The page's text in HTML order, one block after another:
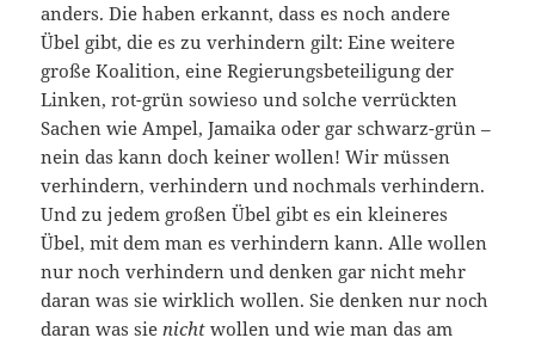
anders. Die haben erkannt, dass es noch andere
Übel gibt, die es zu verhindern gilt: Eine weitere
große Koalition, eine Regierungsbeteiligung der
Linken, rot-grün sowieso und solche verrückten
Sachen wie Ampel, Jamaika oder gar schwarz-grün –
nein das kann doch keiner wollen! Wir müssen
verhindern, verhindern und nochmals verhindern.
Und zu jedem großen Übel gibt es ein kleineres
Übel, mit dem man es verhindern kann. Alle wollen
nur noch verhindern und denken gar nicht mehr
daran was sie wirklich wollen. Sie denken nur noch
daran was sienicht wollen und wie man das am